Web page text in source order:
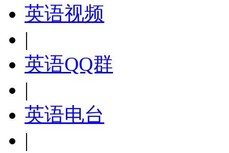
英语视频
|
英语QQ群
|
英语电台
|